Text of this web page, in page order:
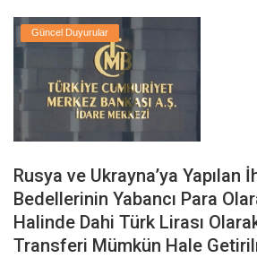
Güncel Duyurular
Rusya ve Ukrayna’ya Yapılan
Bedellerinin Yabancı Para
Halinde Dahi Türk Lirası
Transferi Mümkün Hale